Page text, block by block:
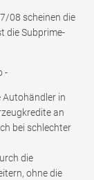
08 scheinen die
die Subprime-
-
Autohändler in
an
bei schlechter
die
ohne die